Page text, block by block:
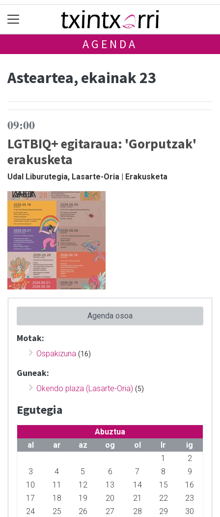
AGENDA
Asteartea, ekainak 23
09:00
LGTBIQ+ egitaraua: 'Gorputzak'
erakusketa
Udal Liburutegia, Lasarte-Oria | Erakusketa
Agenda osoa
Motak:
Ospakizuna (16)
Guneak:
Okendo plaza (Lasarte-Oria) (5)
Egutegia
Abuztua
al
ar az og ol lr
ig
1
2
3
4 5 6 7 8
9
10
11 12 13 14 15
16
17
18 19 20 21 22
23
24
25 26 27 28 29
30